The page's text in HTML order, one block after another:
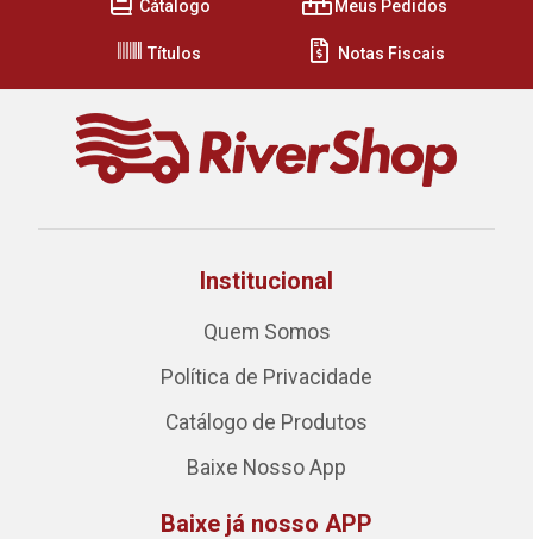
Cátalogo Meus Pedidos
Títulos Notas Fiscais
Institucional
Quem Somos
Política de Privacidade
Catálogo de Produtos
Baixe Nosso App
Baixe já nosso APP